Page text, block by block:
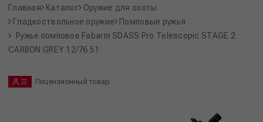
Главная Каталог Оружие для охоты
Гладкоствольное оружие
Помповые ружья
Ружье помповое Fabarm SDASS Pro Telescopic STAGE 2
CARBON GREY 12/76 51
Лицензионный товар